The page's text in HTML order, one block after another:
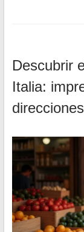
Descubrir
Italia:
direcciones